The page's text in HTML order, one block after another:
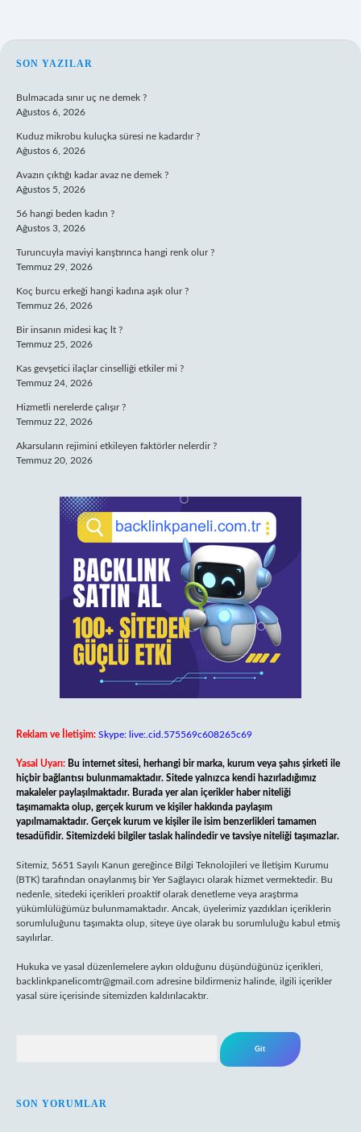
SIDEBAR
SON YAZILAR
Bulmacada sınır uç ne demek ?
Ağustos 6, 2026
Kuduz mikrobu kuluçka süresi ne kadardır ?
Ağustos 6, 2026
Avazın çıktığı kadar avaz ne demek ?
Ağustos 5, 2026
56 hangi beden kadın ?
Ağustos 3, 2026
Turuncuyla maviyi karıştırınca hangi renk olur ?
Temmuz 29, 2026
Koç burcu erkeği hangi kadına aşık olur ?
Temmuz 26, 2026
Bir insanın midesi kaç lt ?
Temmuz 25, 2026
Kas gevşetici ilaçlar cinselliği etkiler mi ?
Temmuz 24, 2026
Hizmetli nerelerde çalışır ?
Temmuz 22, 2026
Akarsuların rejimini etkileyen faktörler nelerdir ?
Temmuz 20, 2026
Reklam ve İletişim: Skype: live:.cid.575569c608265c69
Yasal Uyarı: Bu internet sitesi, herhangi bir marka, kurum veya şahıs şirketi ile
hiçbir bağlantısı bulunmamaktadır. Sitede yalnızca kendi hazırladığımız
makaleler paylaşılmaktadır. Burada yer alan içerikler haber niteliği
taşımamakta olup, gerçek kurum ve kişiler hakkında paylaşım
yapılmamaktadır. Gerçek kurum ve kişiler ile isim benzerlikleri tamamen
tesadüfidir. Sitemizdeki bilgiler taslak halindedir ve tavsiye niteliği taşımazlar.
Sitemiz, 5651 Sayılı Kanun gereğince Bilgi Teknolojileri ve İletişim Kurumu
(BTK) tarafından onaylanmış bir Yer Sağlayıcı olarak hizmet vermektedir. Bu
nedenle, sitedeki içerikleri proaktif olarak denetleme veya araştırma
yükümlülüğümüz bulunmamaktadır. Ancak, üyelerimiz yazdıkları içeriklerin
sorumluluğunu taşımakta olup, siteye üye olarak bu sorumluluğu kabul etmiş
sayılırlar.
Hukuka ve yasal düzenlemelere aykırı olduğunu düşündüğünüz içerikleri,
backlinkpanelicomtr@gmail.com adresine bildirmeniz halinde, ilgili içerikler
yasal süre içerisinde sitemizden kaldırılacaktır.
SON YORUMLAR